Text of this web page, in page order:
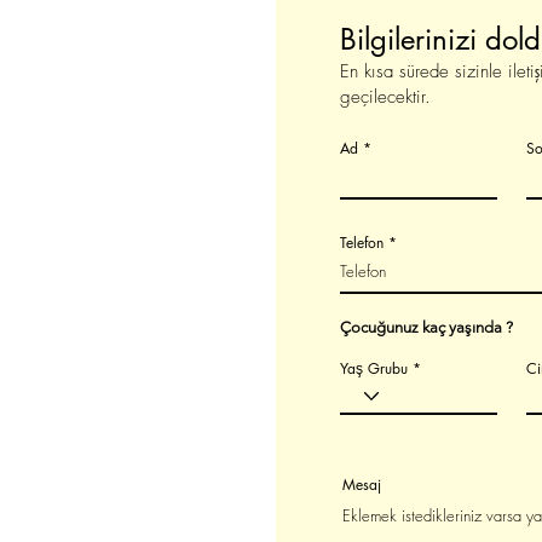
Bilgilerinizi
En kısa sürede sizinle
geçilecektir.
Ad
Telefon
Çocuğunuz kaç yaşında ?
Yaş Grubu
Mesaj